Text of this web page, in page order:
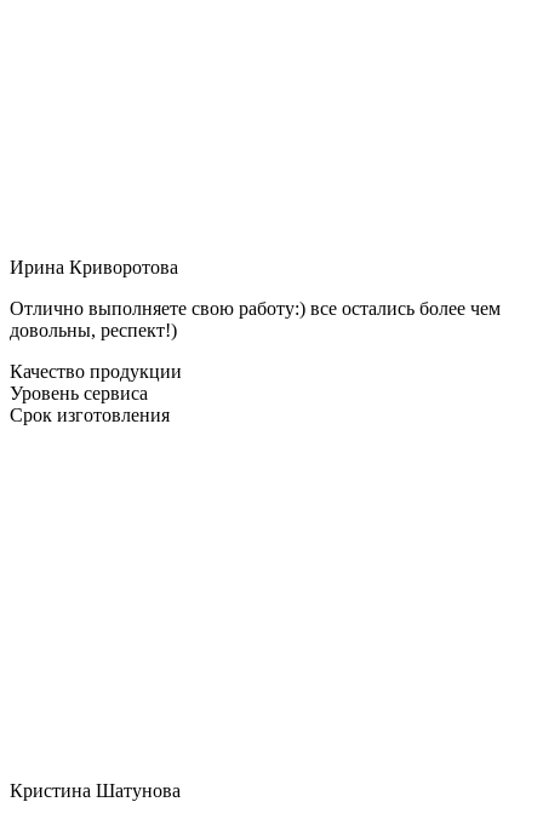
Ирина Криворотова
Отлично выполняете свою работу:) все остались более чем
довольны, респект!)
Качество продукции
Уровень сервиса
Срок изготовления
Кристина Шатунова